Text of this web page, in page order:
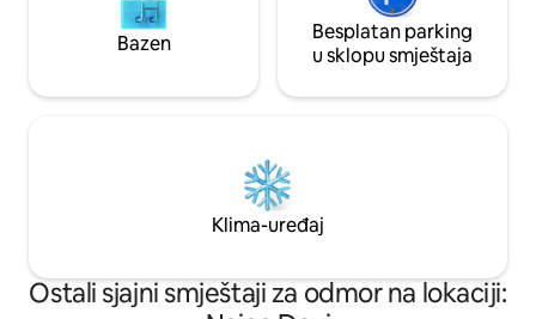
Bazen
Besplatan parking
u sklopu smještaja
Klima-uređaj
Ostali sjajni smještaji za odmor na lokaciji: